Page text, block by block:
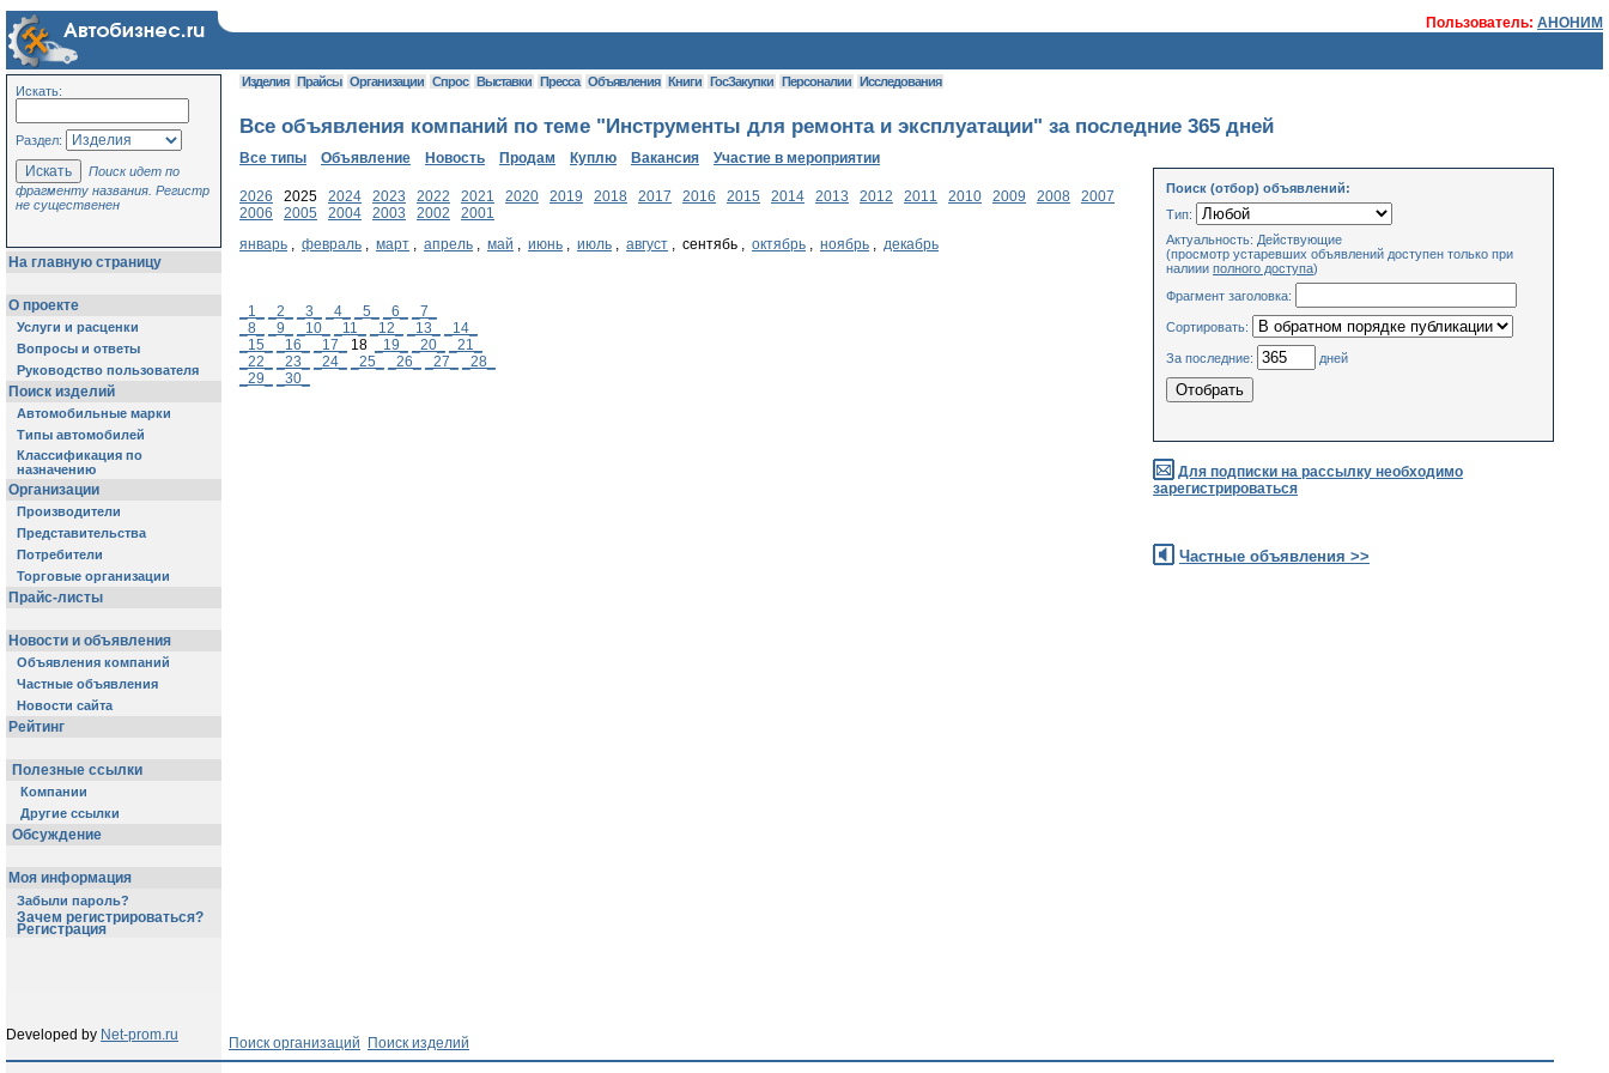
Пользователь: АНОНИМ
Искать:
Раздел:
Поиск идет по
фрагменту названия. Регистр
не существенен
На главную страницу
О проекте
Услуги и расценки
Вопросы и ответы
Руководство пользователя
Поиск изделий
Автомобильные марки
Типы автомобилей
Классификация по
назначению
Организации
Производители
Представительства
Потребители
Торговые организации
Прайс-листы
Новости и объявления
Объявления компаний
Частные объявления
Новости сайта
Рейтинг
Полезные ссылки
Компании
Другие ссылки
Обсуждение
Моя информация
Забыли пароль?
Зачем регистрироваться?
Регистрация
Изделия Прайсы Организации Спрос Выставки Пресса Объявления Книги ГосЗакупки Персоналии Исследования
Все объявления компаний по теме "Инструменты для ремонта и эксплуатации" за последние 365 дней
Все типы Объявление Новость Продам Куплю Вакансия Участие в мероприятии
2026 2025 2024 2023 2022 2021 2020 2019 2018 2017 2016 2015 2014 2013 2012 2011 2010 2009 2008
2007
2006
2005 2004 2003 2002
2001
январь , февраль , март , апрель , май , июнь , июль , август , сентябь , октябрь , ноябрь , декабрь
_1_ _2_ _3_ _4_ _5_ _6_
_7_
_8_
_9_ _10_ _11_ _12_ _13_
_14_
_15_
_16_ _17_ 18 _19_ _20_
_21_
_22_
_23_ _24_ _25_ _26_ _27_
_28_
_29_
_30_
Поиск (отбор) объявлений:
Тип:
Актуальность: Действующие
(просмотр устаревших объявлений доступен только при
налиии полного доступа)
Фрагмент заголовка:
Сортировать:
За последние: дней
Для подписки на рассылку необходимо
зарегистрироваться
Частные объявления >>
Developed by Net-prom.ru Поиск организаций Поиск изделий